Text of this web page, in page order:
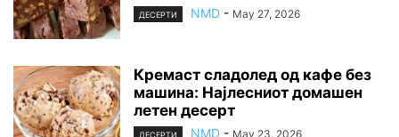
ДЕСЕРТИ NMD - May 27, 2026
Кремаст сладолед од кафе без
машина: Најлесниот домашен
летен десерт
ДЕСЕРТИ NMD - May 23, 2026